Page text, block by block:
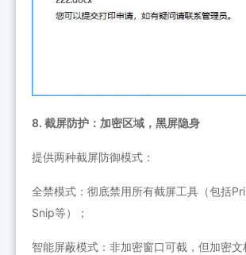
8. 截屏防护：加密区域，黑屏隐身
提供两种截屏防御模式：
全禁模式：彻底禁用所有截屏工具（包括
Snip等）；
智能屏蔽模式：非加密窗口可截，但加密